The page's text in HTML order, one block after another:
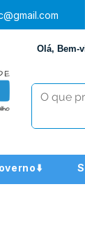
Olá, Bem-